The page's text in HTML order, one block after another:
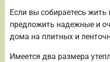
Если вы собираетесь
предложить надежные и
дома на плитных и
Имеется два размера